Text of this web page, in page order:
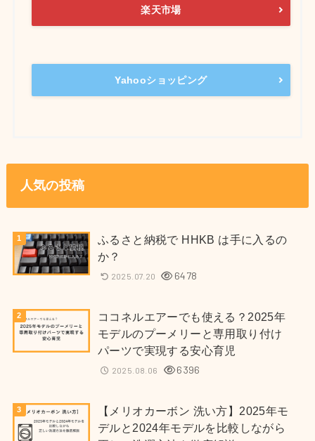
楽天市場
Yahooショッピング
人気の投稿
ふるさと納税で HHKB は手に入るの
か？
2025.07.20 6478
ココネルエアーでも使える？2025年
モデルのプーメリーと専用取り付け
パーツで実現する安心育児
2025.08.06 6396
【メリオカーボン 洗い方】2025年モ
デルと2024年モデルを比較しながら